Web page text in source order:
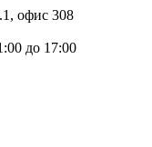
офис 308
до 17:00